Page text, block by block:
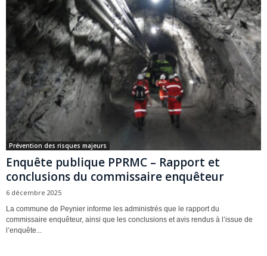
Prévention des risques majeurs
Enquête publique PPRMC – Rapport et
conclusions du commissaire enquêteur
6 décembre 2025
La commune de Peynier informe les administrés que le rapport du
commissaire enquêteur, ainsi que les conclusions et avis rendus à l’issue de
l’enquête...